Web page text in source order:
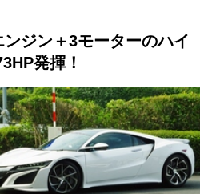
ジン＋3モーターのハイ
発揮！